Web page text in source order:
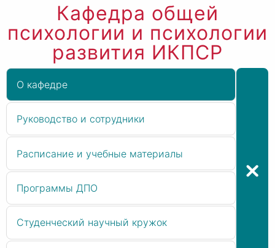
Кафедра общей
психологии и психологии
развития ИКПСР
О кафедре
Руководство и сотрудники
Расписание и учебные материалы
Программы ДПО
Студенческий научный кружок